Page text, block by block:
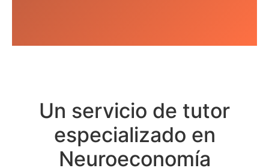
Un servicio de tutor
especializado en
Neuroeconomía